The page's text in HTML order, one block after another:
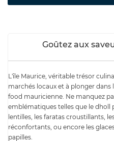
Goûtez aux
L'île Maurice, véritable trésor
marchés locaux et à plonger dans
food mauricienne. Ne manquez
emblématiques telles que le dholl
lentilles, les faratas croustillants,
réconfortants, ou encore les
papilles.